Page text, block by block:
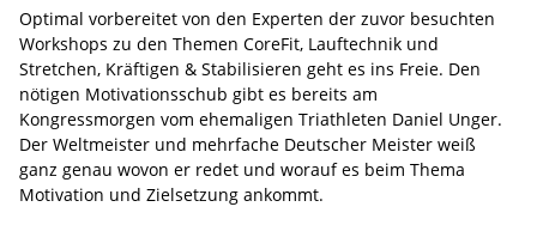
Optimal vorbereitet von den Experten der zuvor besuchten
Workshops zu den Themen CoreFit, Lauftechnik und
Stretchen, Kräftigen & Stabilisieren geht es ins Freie. Den
nötigen Motivationsschub gibt es bereits am
Kongressmorgen vom ehemaligen Triathleten Daniel Unger.
Der Weltmeister und mehrfache Deutscher Meister weiß
ganz genau wovon er redet und worauf es beim Thema
Motivation und Zielsetzung ankommt.